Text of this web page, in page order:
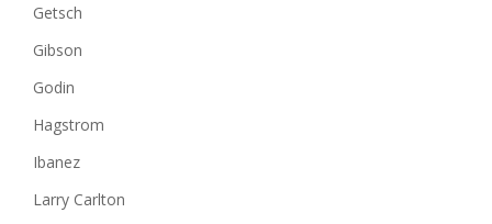
Getsch
Gibson
Godin
Hagstrom
Ibanez
Larry Carlton